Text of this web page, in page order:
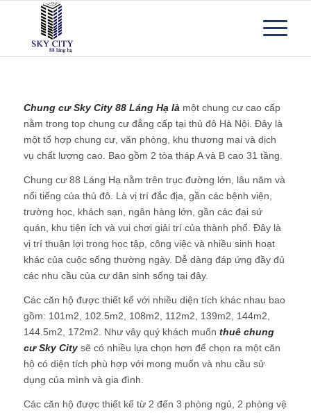
Chung cư Sky City 88 Láng Hạ là một chung cư cao cấp
nằm trong top chung cư đẳng cấp tại thủ đô Hà Nội. Đây là
một tổ hợp chung cư, văn phòng, khu thương mại và dịch
vụ chất lượng cao. Bao gồm 2 tòa tháp A và B cao 31 tầng.
Chung cư 88 Láng Hạ nằm trên trục đường lớn, lâu năm và
nổi tiếng của thủ đô. Là vị trí đắc địa, gần các bệnh viện,
trường học, khách sạn, ngân hàng lớn, gần các đại sứ
quán, khu tiện ích và vui chơi giải trí của thành phố. Đây là
vị trí thuận lợi trong học tập, công việc và nhiều sinh hoạt
khác của cuộc sống thường ngày. Dễ dàng đáp ứng đầy đủ
các nhu cầu của cư dân sinh sống tại đây.
Các căn hộ được thiết kế với nhiều diện tích khác nhau bao
gồm: 101m2, 102.5m2, 108m2, 112m2, 139m2, 144m2,
144.5m2, 172m2. Như vây quý khách muốn thuê chung
cư Sky Citysẽ có nhiều lựa chọn hơn để chọn ra một căn
hộ có diện tích phù hợp với mong muốn và nhu cầu sử
dụng của mình và gia đình.
Các căn hộ được thiết kế từ 2 đến 3 phòng ngủ, 2 phòng vệ